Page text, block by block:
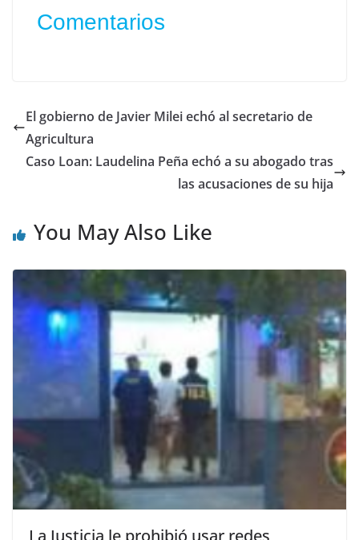
Comentarios
El gobierno de Javier Milei echó al secretario de
Agricultura
Caso Loan: Laudelina Peña echó a su abogado tras
las acusaciones de su hija
You May Also Like